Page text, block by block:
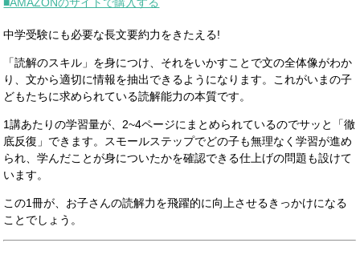
中学受験にも必要な長文要約力をきたえる!
「読解のスキル」を身につけ、それをいかすことで文の全体像がわか
り、文から適切に情報を抽出できるようになります。これがいまの子
どもたちに求められている読解能力の本質です。
1講あたりの学習量が、2~4ページにまとめられているのでサッと「徹
底反復」できます。スモールステップでどの子も無理なく学習が進め
られ、学んだことが身についたかを確認できる仕上げの問題も設けて
います。
この1冊が、お子さんの読解力を飛躍的に向上させるきっかけになる
ことでしょう。